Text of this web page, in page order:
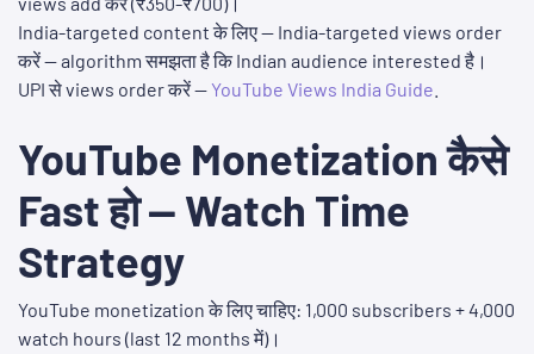
India-targeted content के लिए — India-targeted views order
करें — algorithm समझता है कि Indian audience interested है।
UPI से views order करें —YouTube Views India Guide
YouTube Monetization कैसे
Fast हो — Watch Time
Strategy
YouTube monetization के लिए चाहिए: 1,000 subscribers + 4,000
watch hours (last 12 months में)।